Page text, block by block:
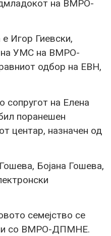
на ВМРО-
Игор Гиевски,
на УМС на ВМРО-
одбор на ЕВН,
сопругот на Елена
поранешен
центар, назначен од
Бојана Гошева,
семејство се
со ВМРО-ДПМНЕ.